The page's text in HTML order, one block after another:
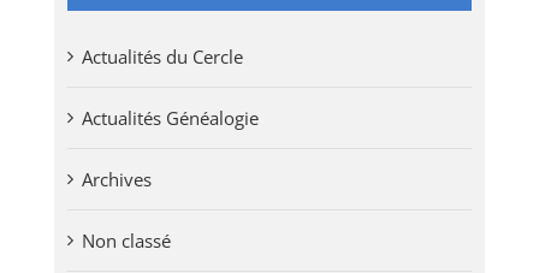
Actualités du Cercle
Actualités Généalogie
Archives
Non classé